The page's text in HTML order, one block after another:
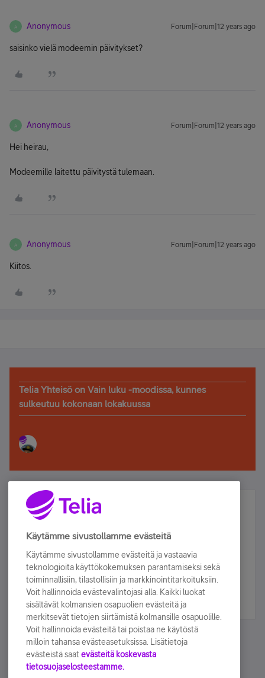
A Anonymous Forum|Forum|12 years ago
saisinko vielä modeemin päivitykset?
A Anonymous Forum|Forum|12 years ago
Hei heirau,
Modeemille laitettu päivitystä tulemaan.
A Anonymous Forum|Forum|12 years ago
Kiitos.
Telia Yhteisö on Vain luku -moodissa, kunnes
sulkeutuu kokonaan lokakuussa
Älä jää paitsi – osallistu ja voita!
Tilaa Telian uutiskirje ja olet mukana arvonnassa.
sähköpostiisi.
Tilaa nyt
Käytämme sivustollamme evästeitä
Käytämme sivustollamme evästeitä ja vastaavia
teknologioita käyttökokemuksen parantamiseksi sekä
toiminnallisiin, tilastollisiin ja markkinointitarkoituksiin.
Voit hallinnoida evästevalintojasi alla. Kaikki luokat
sisältävät kolmansien osapuolien evästeitä ja
merkitsevät tietojen siirtämistä kolmansille osapuolille.
Voit hallinnoida evästeitä tai poistaa ne käytöstä
milloin tahansa evästeasetuksissa. Lisätietoja
evästeistä saat evästeitä koskevasta
tietosuojaselosteestamme.